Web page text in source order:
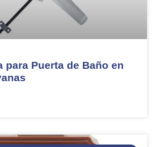
para Puerta de Baño en